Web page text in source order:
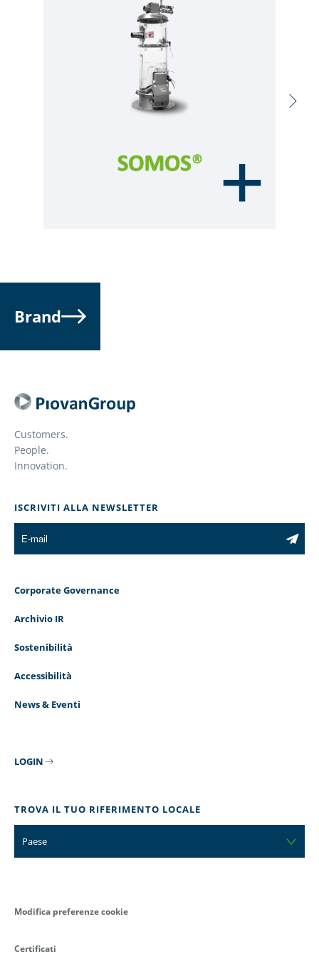
Brand
Customers.
People.
Innovation.
ISCRIVITI ALLA NEWSLETTER
Corporate Governance
Archivio IR
Sostenibilità
Accessibilità
News & Eventi
LOGIN
TROVA IL TUO RIFERIMENTO LOCALE
Paese
Modifica preferenze cookie
Certificati